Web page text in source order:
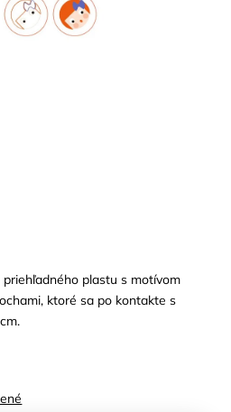
plastu s motívom
ktoré sa po kontakte s